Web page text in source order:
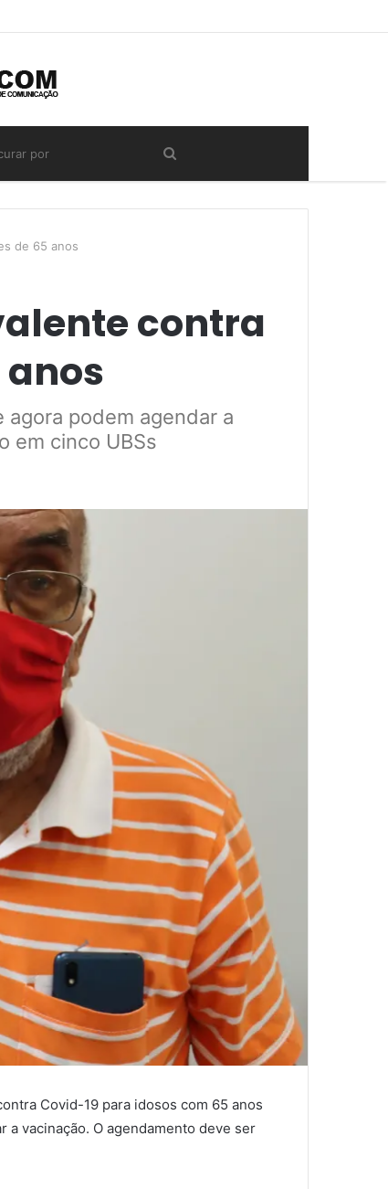
de 65 anos
contra
podem agendar a
em cinco UBSs
Covid-19 para idosos com 65 anos
a vacinação. O agendamento deve ser